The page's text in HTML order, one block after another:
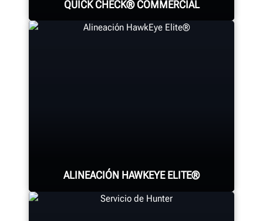
QUICK CHECK® COMMERCIAL
pesado de Hunter.
ALINEACIÓN HAWKEYE ELITE®